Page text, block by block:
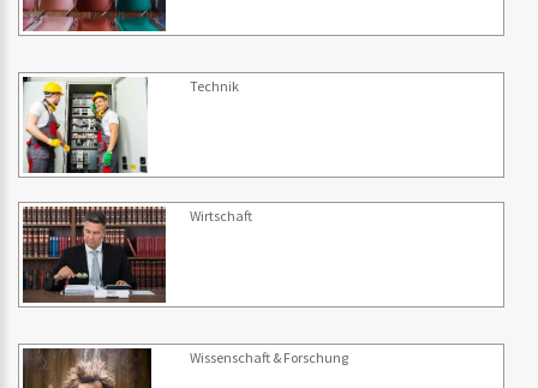
Technik
Wirtschaft
Wissenschaft & Forschung